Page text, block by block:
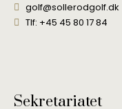
golf@sollerodgolf.dk
Tlf: +45 45 80 17 84
Sekretariatet